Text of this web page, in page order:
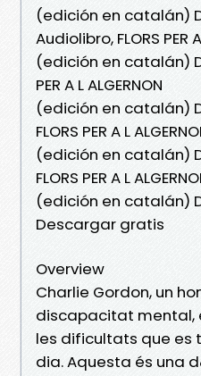
(edición en catalán)
Audiolibro, FLORS PER
(edición en catalán)
PER A L ALGERNON
(edición en catalán)
FLORS PER A L
(edición en catalán)
FLORS PER A L
(edición en catalán)
Descargar gratis
Overview
Charlie Gordon, un
discapacitat mental,
les dificultats que es
dia. Aquesta és una